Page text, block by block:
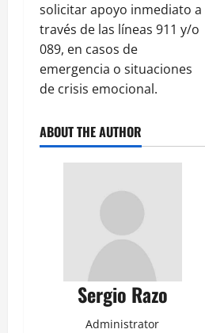
solicitar apoyo inmediato a
través de las líneas 911 y/o
089, en casos de
emergencia o situaciones
de crisis emocional.
ABOUT THE AUTHOR
Sergio Razo
Administrator